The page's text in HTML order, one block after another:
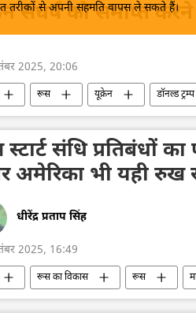
तरीकों से अपनी सहमति वापस ले सकते हैं।
संघर्ष को समाप्त करने
2025, 20:06
रूस यूक्रेन डॉनल्ड ट्रम्प
संधि प्रतिबंधों
अमेरिका भी यही रुख
धीरेंद्र प्रताप सिंह
2025, 16:49
रूस का विकास रूस
रिश्ते
वाशिंगटन वाशिंगटन डीसी